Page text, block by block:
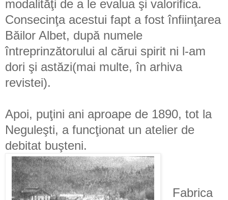
modalităţi de a le evalua şi valorifica.
Consecinţa acestui fapt a fost înfiinţarea
Băilor Albet, după numele
întreprinzătorului al cărui spirit ni l-am
dori şi astăzi(mai multe, în arhiva
revistei).
Apoi, puţini ani aproape de 1890, tot la
Neguleşti, a funcţionat un atelier de
debitat buşteni.
Fabrica